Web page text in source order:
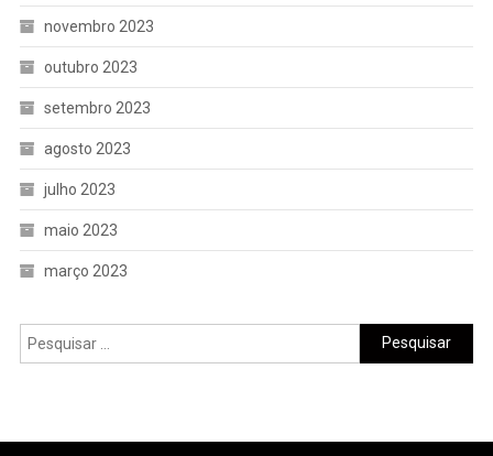
novembro 2023
outubro 2023
setembro 2023
agosto 2023
julho 2023
maio 2023
março 2023